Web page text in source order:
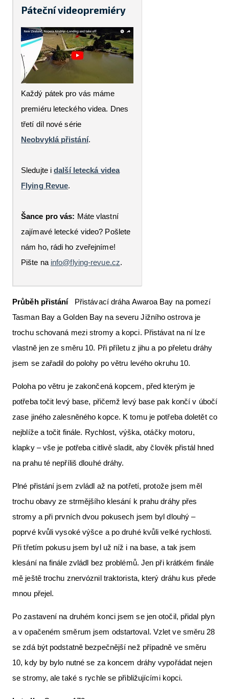
Páteční videopremiéry
Každý pátek pro vás máme
premiéru leteckého videa. Dnes
třetí díl nové série
Neobvyklá přistání.
Sledujte idalší letecká videa
Flying Revue.
Šance pro vás: Máte vlastní
zajímavé letecké video? Pošlete
nám ho, rádi ho zveřejníme!
Pište na info@flying-revue.cz.
Průběh přistání Přistávací dráha Awaroa Bay na pomezí
Tasman Bay a Golden Bay na severu Jižního ostrova je
trochu schovaná mezi stromy a kopci. Přistávat na ní lze
vlastně jen ze směru 10. Při příletu z jihu a po přeletu dráhy
jsem se zařadil do polohy po větru levého okruhu 10.
Poloha po větru je zakončená kopcem, před kterým je
potřeba točit levý base, přičemž levý base pak končí v úbočí
zase jiného zalesněného kopce. K tomu je potřeba doletět co
nejblíže a točit finále. Rychlost, výška, otáčky motoru,
klapky – vše je potřeba citlivě sladit, aby člověk přistál hned
na prahu té nepříliš dlouhé dráhy.
Plné přistání jsem zvládl až na potřetí, protože jsem měl
trochu obavy ze strmějšího klesání k prahu dráhy přes
stromy a při prvních dvou pokusech jsem byl dlouhý –
poprvé kvůli vysoké výšce a po druhé kvůli velké rychlosti.
Při třetím pokusu jsem byl už níž i na base, a tak jsem
klesání na finále zvládl bez problémů. Jen při krátkém finále
mě ještě trochu znervóznil traktorista, který dráhu kus přede
mnou přejel.
Po zastavení na druhém konci jsem se jen otočil, přidal plyn
a v opačeném směrum jsem odstartoval. Vzlet ve směru 28
se zdá být podstatně bezpečnější než případně ve směru
10, kdy by bylo nutné se za koncem dráhy vypořádat nejen
se stromy, ale také s rychle se přibližujícími kopci.